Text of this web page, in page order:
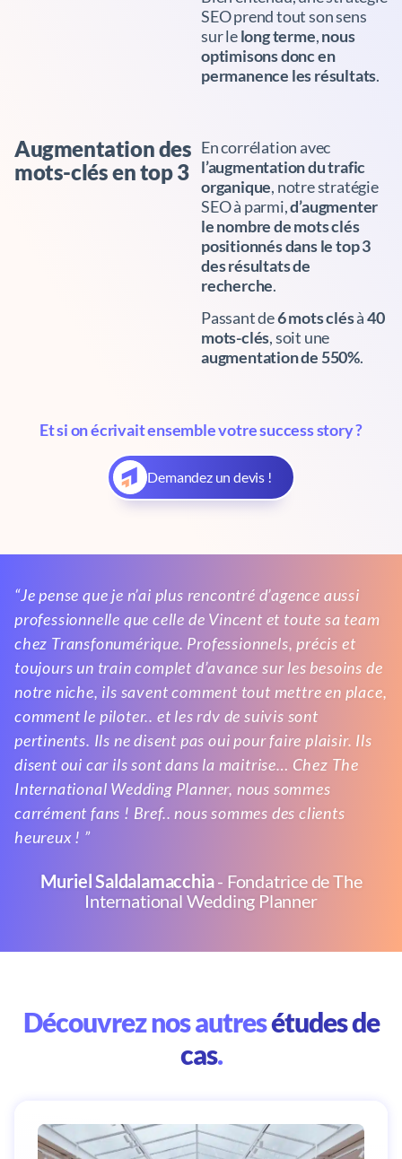
SEO prend tout son sens
sur lelong terme,nous
optimisons donc en
permanence les résultats.
Augmentation des
mots-clés en top 3
En corrélation avec
l’augmentation du trafic
organique, notre stratégie
SEO à parmi,d’augmenter
le nombre de mots clés
positionnés dans le top 3
des résultats de
recherche.
Passant de6 mots clésà40
mots-clés, soit une
augmentation de 550%.
Et si on écrivait ensemble votre success story ?
Demandez un devis !
“Je pense que je n’ai plus rencontré d’agence aussi
professionnelle que celle de Vincent et toute sa team
chez Transfonumérique. Professionnels, précis et
toujours un train complet d’avance sur les besoins de
notre niche, ils savent comment tout mettre en place,
comment le piloter.. et les rdv de suivis sont
pertinents. Ils ne disent pas oui pour faire plaisir. Ils
disent oui car ils sont dans la maitrise… Chez The
International Wedding Planner, nous sommes
carrément fans ! Bref.. nous sommes des clients
heureux ! ”
Muriel Saldalamacchia- Fondatrice de The
International Wedding Planner
Découvrez nos autresétudes de
cas.